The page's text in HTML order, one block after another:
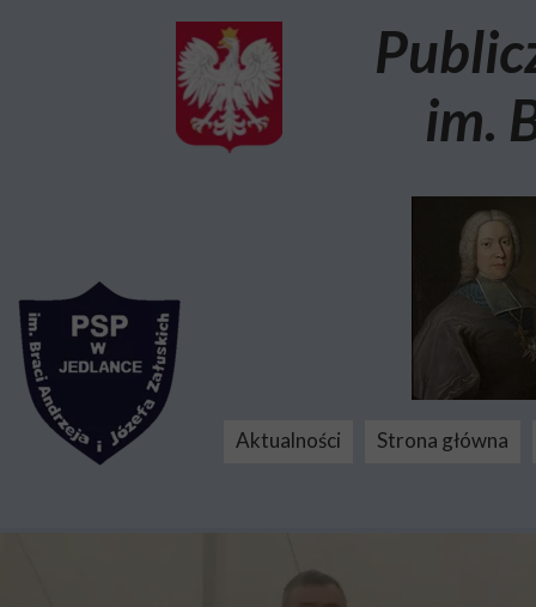
Aktualności Strona główna
im.